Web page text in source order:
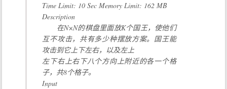
Time Limit: 10 Sec Memory Limit: 162 MB
Description
在N×N的棋盘里面放K个国王，使他们
互不攻击，共有多少种摆放方案。国王能
攻击到它上下左右，以及左上
左下右上右下八个方向上附近的各一个格
子，共8个格子。
Input